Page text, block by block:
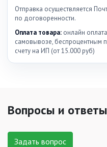
Отправка осуществляется
по договоренности.
Оплата товара: онлайн
самовывозе, беспроцентным
счету на ИП (от 15.000 руб)
Вопросы и ответы
Задать вопрос